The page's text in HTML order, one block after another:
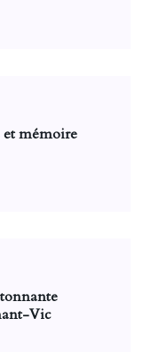
et mémoire
Vic